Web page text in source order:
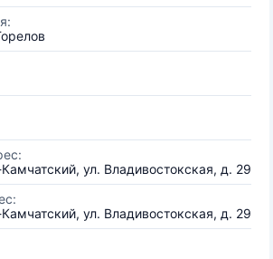
ул. Владивостокская, д. 29
ул. Владивостокская, д. 29